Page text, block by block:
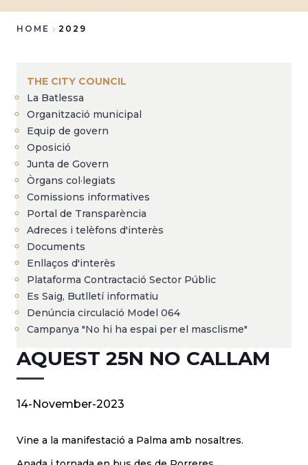
HOME 2029
THE CITY COUNCIL
La Batlessa
Organització municipal
Equip de govern
Oposició
Junta de Govern
Òrgans col·legiats
Comissions informatives
Portal de Transparència
Adreces i telèfons d'interès
Documents
Enllaços d'interès
Plataforma Contractació Sector Públic
Es Saig, Butlletí informatiu
Denúncia circulació Model 064
Campanya "No hi ha espai per el masclisme"
AQUEST 25N NO CALLAM
14-November-2023
Vine a la manifestació a Palma amb nosaltres.